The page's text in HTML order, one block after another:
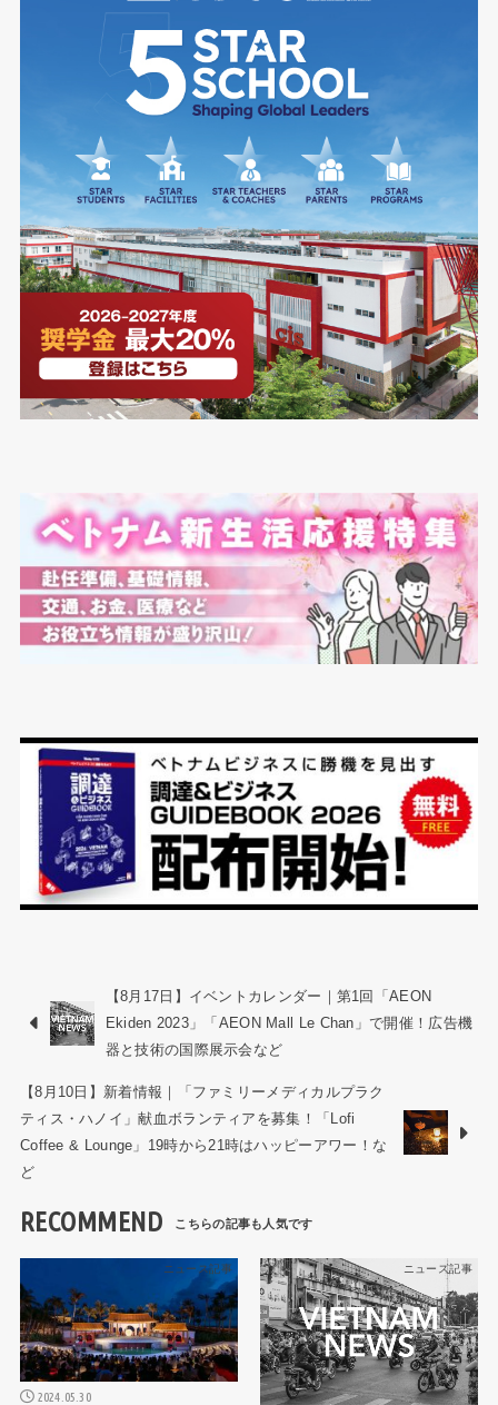
【8月17日】イベントカレンダー｜第1回「AEON
Ekiden 2023」「AEON Mall Le Chan」で開催！広告機
器と技術の国際展示会など
【8月10日】新着情報｜「ファミリーメディカルプラク
ティス・ハノイ」献血ボランティアを募集！「Lofi
Coffee & Lounge」19時から21時はハッピーアワー！な
ど
RECOMMEND
ニュース記事
2024.05.30
ニュース記事